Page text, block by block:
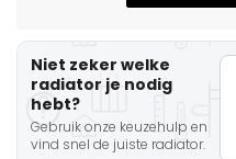
Niet zeker welke
radiator je nodig
hebt?
Gebruik onze keuzehulp en
vind snel de juiste radiator.